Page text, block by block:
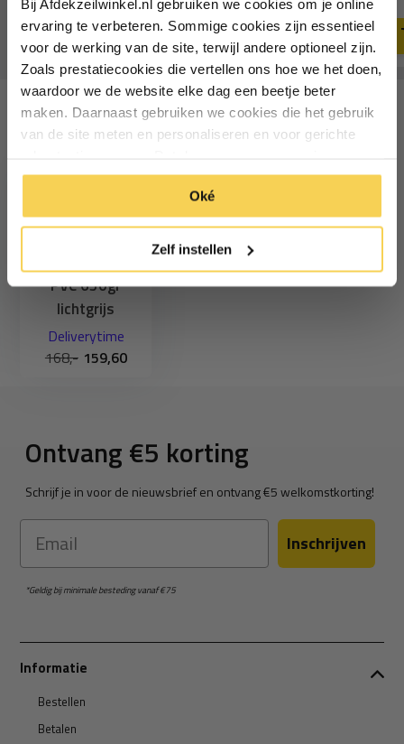
Bij Afdekzeilwinkel.nl gebruiken we cookies om je online
ervaring te verbeteren. Sommige cookies zijn essentieel
voor de werking van de site, terwijl andere optioneel zijn.
Zoals prestatiecookies die vertellen ons hoe we het doen,
waardoor we de website elke dag een beetje beter
maken. Daarnaast gebruiken we cookies die het gebruik
van de site meten en personaliseren en voor gerichte
manier. Klik op 'Oké' om alle cookies te accepteren. Of
klik op ‘alleen essentiele’ als je niet akkoord gaat met
cookies.
Oké
Zelf instellen
Deliverytime
Deliverytime
Recent bekeken
PVC 650gr
lichtgrijs
Deliverytime
168,- 159,60
Ontvang €5 korting
Schrijf je in voor de nieuwsbrief en ontvang €5 welkomstkorting!
Email Inschrijven
*Geldig bij minimale besteding vanaf €75
Informatie
Bestellen
Betalen
Vul je e-mailadres in‍⁪⁪
Particulier Zakelijk
Inschrijven
*Geldig bij minimale besteding vanaf €75